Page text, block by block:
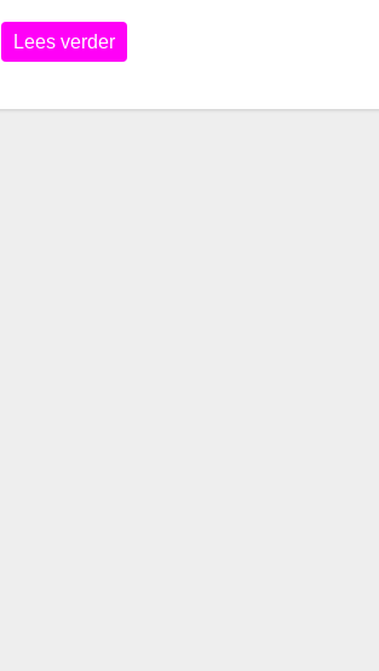
Lees verder